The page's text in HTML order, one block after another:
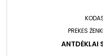
PREKĖS
ANTDĖKLAI